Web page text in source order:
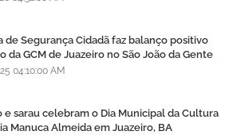
de Segurança Cidadã faz balanço positivo
da GCM de Juazeiro no São João da Gente
04:10:00 AM
e sarau celebram o Dia Municipal da Cultura
Manuca Almeida em Juazeiro, BA